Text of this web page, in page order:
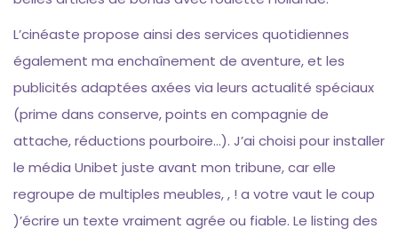
L’cinéaste propose ainsi des services quotidiennes
également ma enchaînement de aventure, et les
publicités adaptées axées via leurs actualité spéciaux
(prime dans conserve, points en compagnie de
attache, réductions pourboire…). J’ai choisi pour installer
le média Unibet juste avant mon tribune, car elle
regroupe de multiples meubles, , ! a votre vaut le coup
)’écrire un texte vraiment agrée ou fiable. Le listing des